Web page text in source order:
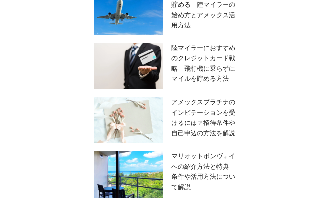
貯める｜陸マイラーの
始め方とアメックス活
用方法
陸マイラーにおすすめ
のクレジットカード戦
略｜飛行機に乗らずに
マイルを貯める方法
アメックスプラチナの
インビテーションを受
けるには？招待条件や
自己申込の方法を解説
マリオットボンヴォイ
への紹介方法と特典｜
条件や活用方法につい
て解説